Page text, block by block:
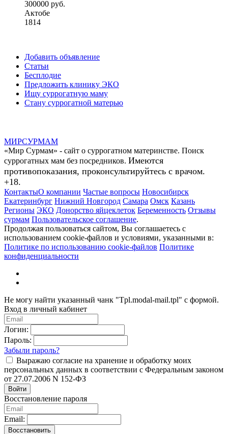
300000 руб.
Актобе
1814
Добавить объявление
Статьи
Бесплодие
Предложить клинику ЭКО
Ищу суррогатную маму
Стану суррогатной матерью
МИРСУРМАМ
«Мир Сурмам» - сайт о суррогатном материнстве. Поиск
суррогатных мам без посредников. Имеются
противопоказания, проконсультируйтесь с врачом.
+18.
КонтактыО компании Частые вопросы Новосибирск
Екатеринбург Нижний Новгород Самара Омск Казань
Регионы ЭКО Донорство яйцеклеток Беременность Отзывы
сурмам Пользовательское соглашение.
Продолжая пользоваться сайтом, Вы соглашаетесь с
использованием cookie-файлов и условиями, указанными в:
Политике по использованию cookie-файлов Политике
конфиденциальности
Не могу найти указанный чанк "Tpl.modal-mail.tpl" с формой.
Вход в личный кабинет
Логин:
Пароль:
Забыли пароль?
Выражаю согласие на хранение и обработку моих
персональных данных в соответствии с Федеральным законом
от 27.07.2006 N 152-ФЗ
Войти
Восстановление пароля
Email:
Восстановить